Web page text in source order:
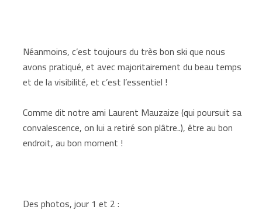
Néanmoins, c’est toujours du très bon ski que nous
avons pratiqué, et avec majoritairement du beau temps
et de la visibilité, et c’est l’essentiel !
Comme dit notre ami Laurent Mauzaize (qui poursuit sa
convalescence, on lui a retiré son plâtre..), être au bon
endroit, au bon moment !
Des photos, jour 1 et 2 :